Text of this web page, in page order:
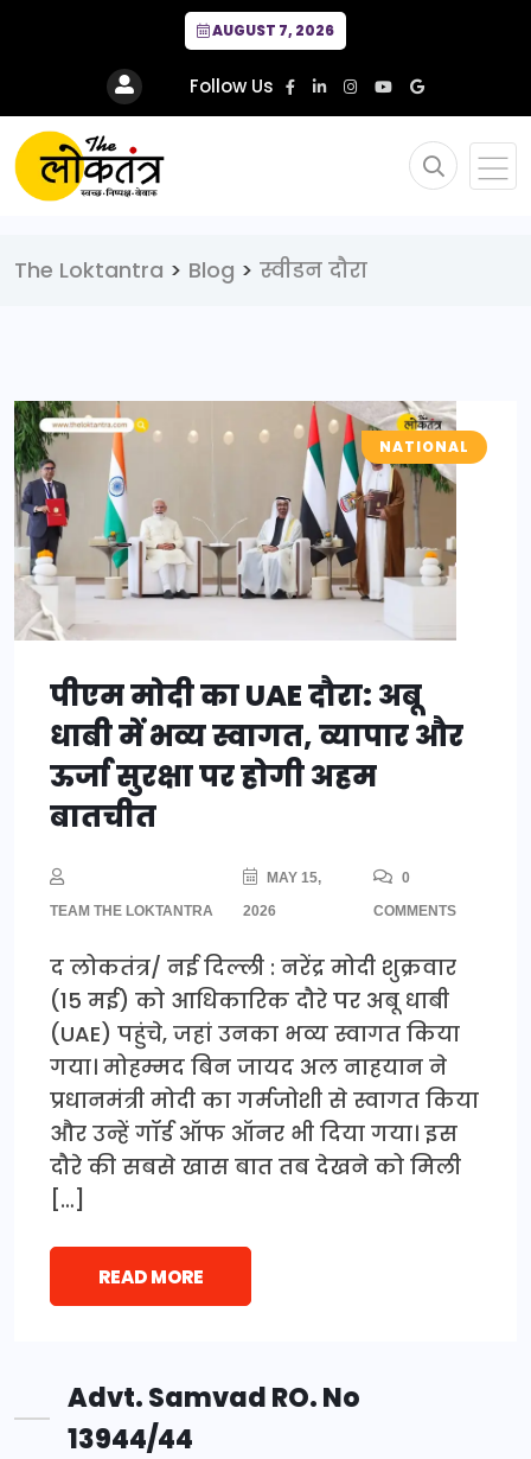
AUGUST 7, 2026
Follow Us
The Loktantra > Blog > स्वीडन दौरा
NATIONAL
पीएम मोदी का UAE दौरा: अबू
धाबी में भव्य स्वागत, व्यापार और
ऊर्जा सुरक्षा पर होगी अहम
बातचीत
TEAM THE LOKTANTRA
MAY 15,
2026
0
COMMENTS
द लोकतंत्र/ नई दिल्ली : नरेंद्र मोदी शुक्रवार
(15 मई) को आधिकारिक दौरे पर अबू धाबी
(UAE) पहुंचे, जहां उनका भव्य स्वागत किया
गया। मोहम्मद बिन जायद अल नाहयान ने
प्रधानमंत्री मोदी का गर्मजोशी से स्वागत किया
और उन्हें गॉर्ड ऑफ ऑनर भी दिया गया। इस
दौरे की सबसे खास बात तब देखने को मिली
[…]
READ MORE
Advt. Samvad RO. No
13944/44